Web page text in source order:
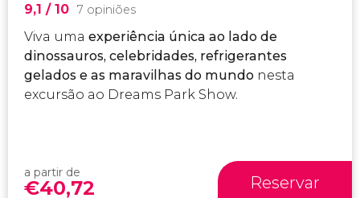
9,1 / 10 7 opiniões
Viva uma experiência única ao lado de
dinossauros, celebridades, refrigerantes
gelados e as maravilhas do mundo nesta
excursão ao Dreams Park Show.
a partir de
€40,72 Reservar